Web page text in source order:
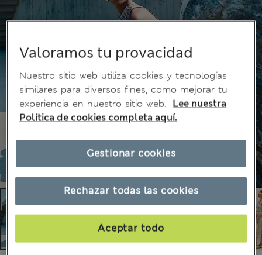
Valoramos tu provacidad
Nuestro sitio web utiliza cookies y tecnologías
similares para diversos fines, como mejorar tu
experiencia en nuestro sitio web.
Lee nuestra
Política de cookies completa aquí.
Rechazar todas las cookies
Aceptar todo
Gestionar cookies